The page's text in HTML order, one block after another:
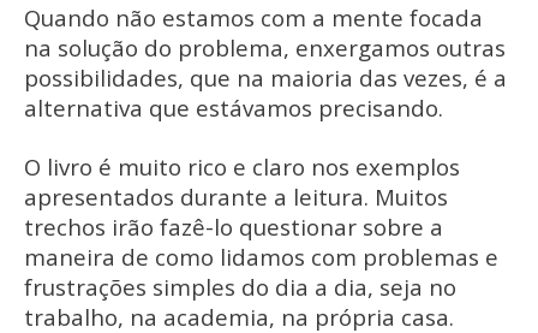
Quando não estamos com a mente focada
na solução do problema, enxergamos outras
possibilidades, que na maioria das vezes, é a
alternativa que estávamos precisando.
O livro é muito rico e claro nos exemplos
apresentados durante a leitura. Muitos
trechos irão fazê-lo questionar sobre a
maneira de como lidamos com problemas e
frustrações simples do dia a dia, seja no
trabalho, na academia, na própria casa.